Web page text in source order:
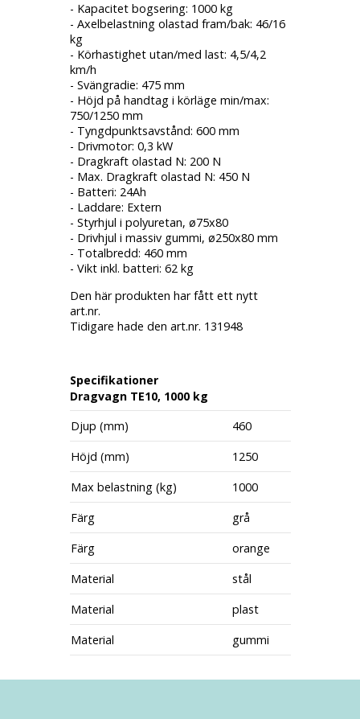
- Kapacitet bogsering: 1000 kg
- Axelbelastning olastad fram/bak: 46/16
kg
- Körhastighet utan/med last: 4,5/4,2
km/h
- Svängradie: 475 mm
- Höjd på handtag i körläge min/max:
750/1250 mm
- Tyngdpunktsavstånd: 600 mm
- Drivmotor: 0,3 kW
- Dragkraft olastad N: 200 N
- Max. Dragkraft olastad N: 450 N
- Batteri: 24Ah
- Laddare: Extern
- Styrhjul i polyuretan, ø75x80
- Drivhjul i massiv gummi, ø250x80 mm
- Totalbredd: 460 mm
- Vikt inkl. batteri: 62 kg
Den här produkten har fått ett nytt
art.nr.
Tidigare hade den art.nr. 131948
Specifikationer
Dragvagn TE10, 1000 kg
Djup (mm)
460
Höjd (mm)
1250
Max belastning (kg)
1000
Färg
grå
Färg
orange
Material
stål
Material
plast
Material
gummi